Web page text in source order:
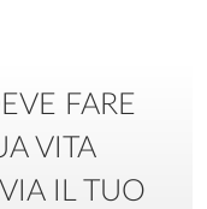
FARE
VITA
IL TUO